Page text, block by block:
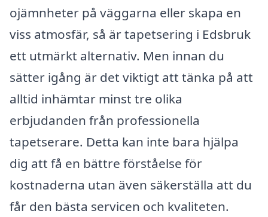
ojämnheter på väggarna eller skapa en
viss atmosfär, så är tapetsering i Edsbruk
ett utmärkt alternativ. Men innan du
sätter igång är det viktigt att tänka på att
alltid inhämtar minst tre olika
erbjudanden från professionella
tapetserare. Detta kan inte bara hjälpa
dig att få en bättre förståelse för
kostnaderna utan även säkerställa att du
får den bästa servicen och kvaliteten.